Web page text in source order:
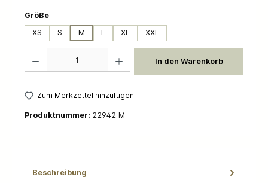
Größeauswählen
XS
S M L XL XXL
In den Warenkorb
Zum Merkzettel hinzufügen
Produktnummer: 22942 M
Beschreibung